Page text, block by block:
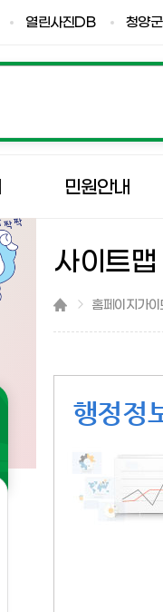
열린사진DB 청양
민원안내
사이트맵
홈페이지가이
행정정